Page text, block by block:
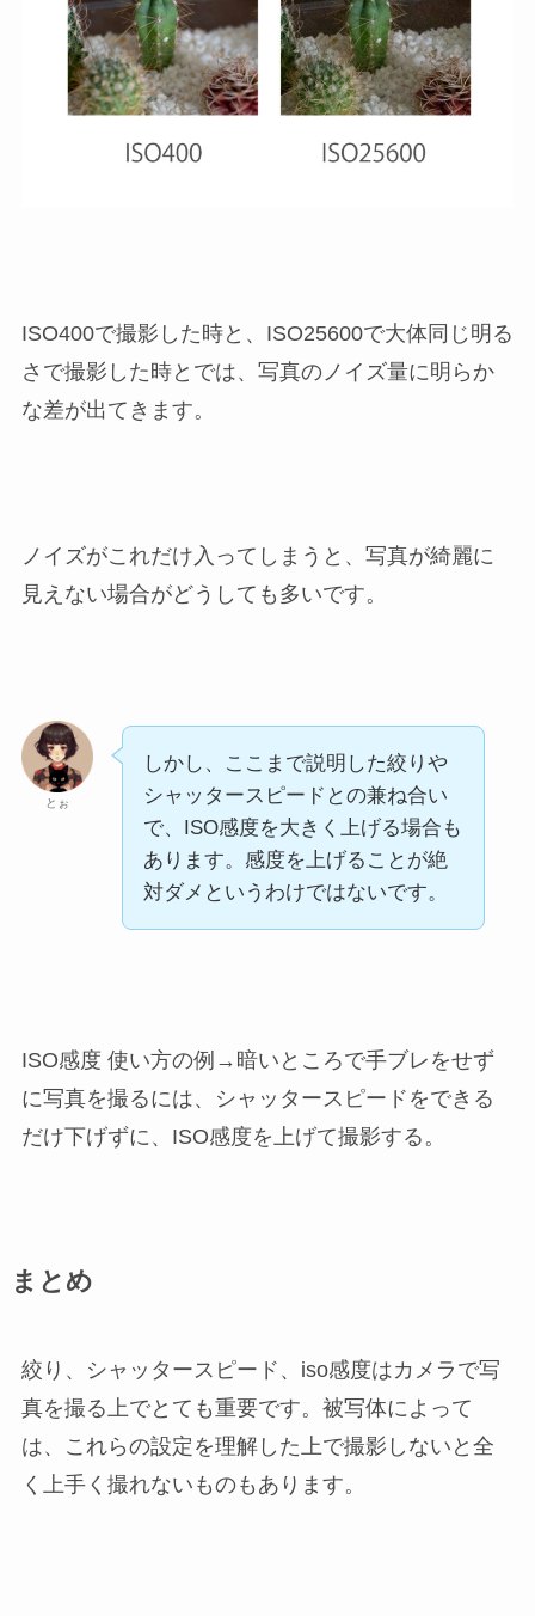
ISO400で撮影した時と、ISO25600で大体同じ明る
さで撮影した時とでは、写真のノイズ量に明らか
な差が出てきます。
ノイズがこれだけ入ってしまうと、写真が綺麗に
見えない場合がどうしても多いです。
とぉ
しかし、ここまで説明した絞りや
シャッタースピードとの兼ね合い
で、ISO感度を大きく上げる場合も
あります。感度を上げることが絶
対ダメというわけではないです。
ISO感度 使い方の例→暗いところで手ブレをせず
に写真を撮るには、シャッタースピードをできる
だけ下げずに、ISO感度を上げて撮影する。
まとめ
絞り、シャッタースピード、iso感度はカメラで写
真を撮る上でとても重要です。被写体によって
は、これらの設定を理解した上で撮影しないと全
く上手く撮れないものもあります。